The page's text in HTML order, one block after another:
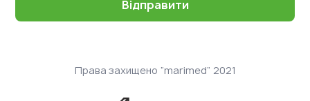
Права захищено “marimed” 2021